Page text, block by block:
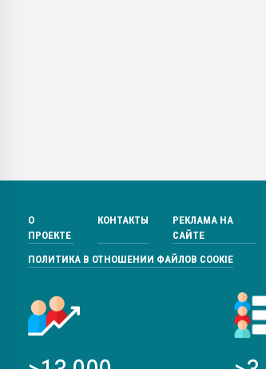
О
ПРОЕКТЕ
КОНТАКТЫ
РЕКЛАМА НА
САЙТЕ
ПОЛИТИКА В ОТНОШЕНИИ ФАЙЛОВ COOKIE